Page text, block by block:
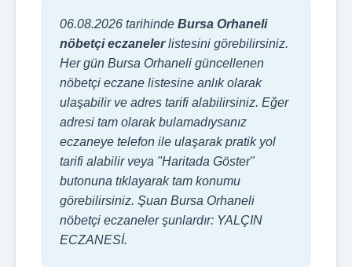
06.08.2026 tarihinde Bursa Orhaneli
nöbetçi eczanelerlistesini görebilirsiniz.
Her gün Bursa Orhaneli güncellenen
nöbetçi eczane listesine anlık olarak
ulaşabilir ve adres tarifi alabilirsiniz. Eğer
adresi tam olarak bulamadıysanız
eczaneye telefon ile ulaşarak pratik yol
tarifi alabilir veya "Haritada Göster"
butonuna tıklayarak tam konumu
görebilirsiniz. Şuan Bursa Orhaneli
nöbetçi eczaneler şunlardır: YALÇIN
ECZANESİ.